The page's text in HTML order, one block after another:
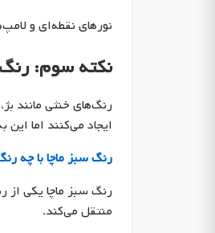
نورهای نقطه‌ای و
نکته سوم:
رنگ‌های خنثی مانند
ایجاد می‌کنند اما
رنگ سبز ماچا با چه
رنگ سبز ماچا یکی از
منتقل می‌کند.